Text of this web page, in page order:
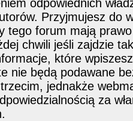
odpowiednich
Przyjmujesz do
tego forum mają
chwili jeśli zajdzie
które
nie będą podawane
jednakże
za